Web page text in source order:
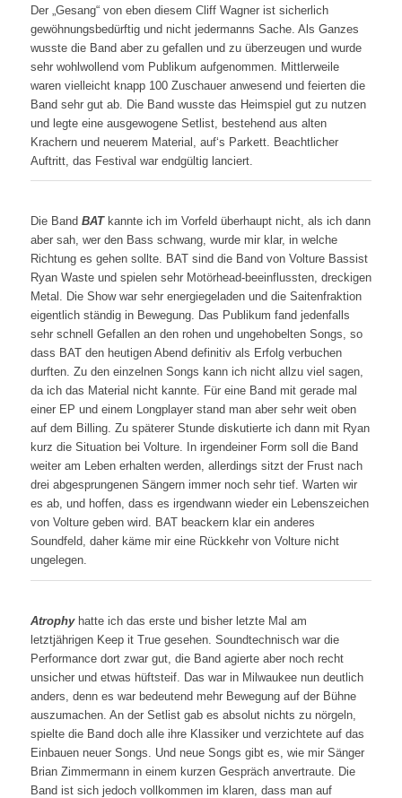
Der „Gesang“ von eben diesem Cliff Wagner ist sicherlich
gewöhnungsbedürftig und nicht jedermanns Sache. Als Ganzes
wusste die Band aber zu gefallen und zu überzeugen und wurde
sehr wohlwollend vom Publikum aufgenommen. Mittlerweile
waren vielleicht knapp 100 Zuschauer anwesend und feierten die
Band sehr gut ab. Die Band wusste das Heimspiel gut zu nutzen
und legte eine ausgewogene Setlist, bestehend aus alten
Krachern und neuerem Material, auf‘s Parkett. Beachtlicher
Auftritt, das Festival war endgültig lanciert.
Die Band BATkannte ich im Vorfeld überhaupt nicht, als ich dann
aber sah, wer den Bass schwang, wurde mir klar, in welche
Richtung es gehen sollte. BAT sind die Band von Volture Bassist
Ryan Waste und spielen sehr Motörhead-beeinflussten, dreckigen
Metal. Die Show war sehr energiegeladen und die Saitenfraktion
eigentlich ständig in Bewegung. Das Publikum fand jedenfalls
sehr schnell Gefallen an den rohen und ungehobelten Songs, so
dass BAT den heutigen Abend definitiv als Erfolg verbuchen
durften. Zu den einzelnen Songs kann ich nicht allzu viel sagen,
da ich das Material nicht kannte. Für eine Band mit gerade mal
einer EP und einem Longplayer stand man aber sehr weit oben
auf dem Billing. Zu späterer Stunde diskutierte ich dann mit Ryan
kurz die Situation bei Volture. In irgendeiner Form soll die Band
weiter am Leben erhalten werden, allerdings sitzt der Frust nach
drei abgesprungenen Sängern immer noch sehr tief. Warten wir
es ab, und hoffen, dass es irgendwann wieder ein Lebenszeichen
von Volture geben wird. BAT beackern klar ein anderes
Soundfeld, daher käme mir eine Rückkehr von Volture nicht
ungelegen.
Atrophyhatte ich das erste und bisher letzte Mal am
letztjährigen Keep it True gesehen. Soundtechnisch war die
Performance dort zwar gut, die Band agierte aber noch recht
unsicher und etwas hüftsteif. Das war in Milwaukee nun deutlich
anders, denn es war bedeutend mehr Bewegung auf der Bühne
auszumachen. An der Setlist gab es absolut nichts zu nörgeln,
spielte die Band doch alle ihre Klassiker und verzichtete auf das
Einbauen neuer Songs. Und neue Songs gibt es, wie mir Sänger
Brian Zimmermann in einem kurzen Gespräch anvertraute. Die
Band ist sich jedoch vollkommen im klaren, dass man auf